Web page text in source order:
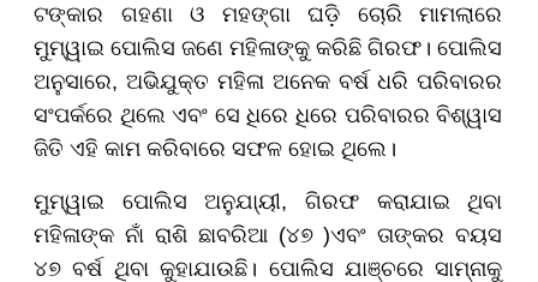
ଟଙ୍କାର ଗହଣା ଓ ମହଙ୍ଗା ଘଡ଼ି ଚୋରି ମାମଲାରେ
ମୁମ୍ୱାଇ ପୋଲିସ ଜଣେ ମହିଳାଙ୍କୁ କରିଛି ଗିରଫ। ପୋଲିସ
ଅନୁସାରେ, ଅଭିଯୁକ୍ତ ମହିଳା ଅନେକ ବର୍ଷ ଧରି ପରିବାରର
ସଂପର୍କରେ ଥିଲେ ଏବଂ ସେ ଧିରେ ଧିରେ ପରିବାରର ବିଶ୍ୱାସ
ଜିତି ଏହି କାମ କରିବାରେ ସଫଳ ହୋଇ ଥିଲେ।
ମୁମ୍ୱାଇ ପୋଲିସ ଅନୁଯା୍ୟୀ, ଗିରଫ କରାଯାଇ ଥିବା
ମହିଳାଙ୍କ ନାଁ ରାଶି ଛାବରିଆ (୪୭ )ଏବଂ ତାଙ୍କର ବୟସ
୪୭ ବର୍ଷ ଥିବା କୁହାଯାଉଛି। ପୋଲିସ ଯାଞ୍ଚରେ ସାମ୍ନାକୁ